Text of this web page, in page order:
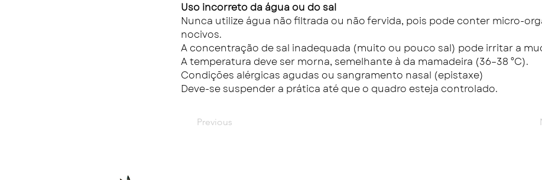
Uso incorreto da água ou do sal
Nunca utilize água não filtrada ou não fervida, pois pode conter micro-
nocivos.
A concentração de sal inadequada (muito ou pouco sal) pode irritar a
A temperatura deve ser morna, semelhante à da mamadeira (36–38 °C).
Condições alérgicas agudas ou sangramento nasal (epistaxe)
Deve-se suspender a prática até que o quadro esteja controlado.
Previous